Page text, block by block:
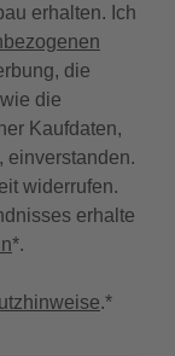
erhalten. Ich
die
die
Kaufdaten,
einverstanden.
widerrufen.
erhalte
*.
.